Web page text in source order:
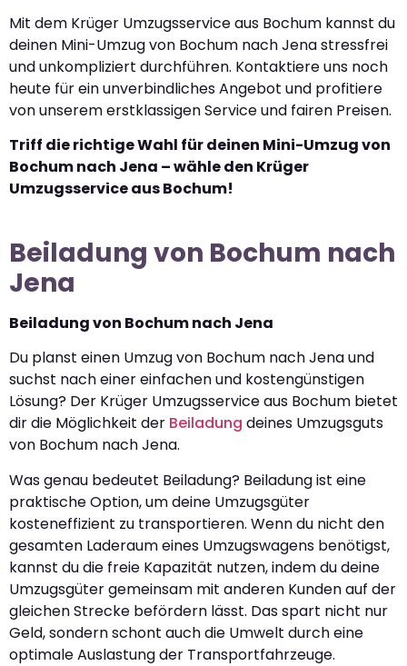
Mit dem Krüger Umzugsservice aus Bochum kannst du
deinen Mini-Umzug von Bochum nach Jena stressfrei
und unkompliziert durchführen. Kontaktiere uns noch
heute für ein unverbindliches Angebot und profitiere
von unserem erstklassigen Service und fairen Preisen.
Triff die richtige Wahl für deinen Mini-Umzug von
Bochum nach Jena – wähle den Krüger
Umzugsservice aus Bochum!
Beiladung von Bochum nach
Jena
Beiladung von Bochum nach Jena
Du planst einen Umzug von Bochum nach Jena und
suchst nach einer einfachen und kostengünstigen
Lösung? Der Krüger Umzugsservice aus Bochum bietet
dir die Möglichkeit der Beiladung deines Umzugsguts
von Bochum nach Jena.
Was genau bedeutet Beiladung? Beiladung ist eine
praktische Option, um deine Umzugsgüter
kosteneffizient zu transportieren. Wenn du nicht den
gesamten Laderaum eines Umzugswagens benötigst,
kannst du die freie Kapazität nutzen, indem du deine
Umzugsgüter gemeinsam mit anderen Kunden auf der
gleichen Strecke befördern lässt. Das spart nicht nur
Geld, sondern schont auch die Umwelt durch eine
optimale Auslastung der Transportfahrzeuge.